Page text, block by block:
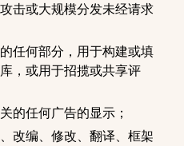
击或大规模分发未经请求
任何部分，用于构建或填
，或用于招揽或共享评
的任何广告的显示；
改编、修改、翻译、框架